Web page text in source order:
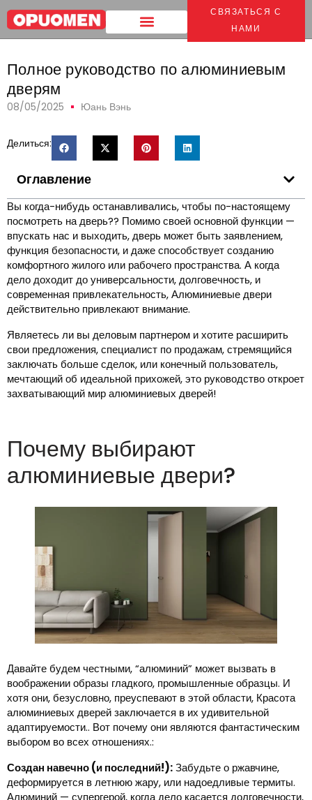
СВЯЗАТЬСЯ С
НАМИ
Дом > Полное руководство по алюминиевым дверям
Полное руководство по алюминиевым
дверям
08/05/2025 Юань Вэнь
Делиться:
Оглавление
Вы когда-нибудь останавливались, чтобы по-настоящему
посмотреть на дверь?? Помимо своей основной функции —
впускать нас и выходить, дверь может быть заявлением,
функция безопасности, и даже способствует созданию
комфортного жилого или рабочего пространства. А когда
дело доходит до универсальности, долговечность, и
современная привлекательность, Алюминиевые двери
действительно привлекают внимание.
Являетесь ли вы деловым партнером и хотите расширить
свои предложения, специалист по продажам, стремящийся
заключать больше сделок, или конечный пользователь,
мечтающий об идеальной прихожей, это руководство откроет
захватывающий мир алюминиевых дверей!
Почему выбирают
алюминиевые двери?
Давайте будем честными, “алюминий” может вызвать в
воображении образы гладкого, промышленные образцы. И
хотя они, безусловно, преуспевают в этой области, Красота
алюминиевых дверей заключается в их удивительной
адаптируемости.. Вот почему они являются фантастическим
выбором во всех отношениях.:
Создан навечно (и последний!):Забудьте о ржавчине,
деформируется в летнюю жару, или надоедливые термиты.
Алюминий — супергерой, когда дело касается долговечности,